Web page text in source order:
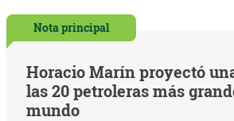
Nota principal
Horacio Marín proyectó
las 20 petroleras más
mundo